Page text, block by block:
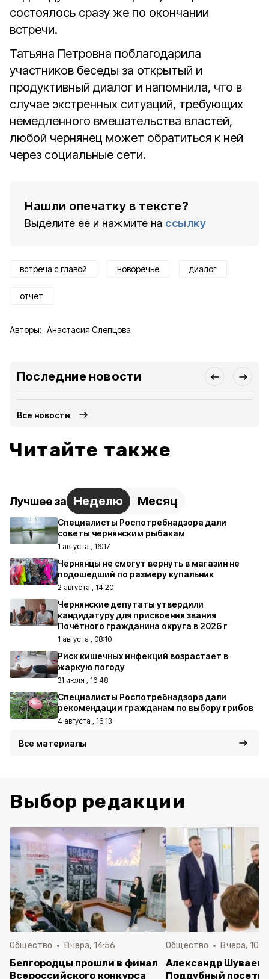
состоялось сразу же по окончании
встречи.
Татьяна Петровна поблагодарила
участников беседы за открытый и
продуктивный диалог и напомнила, что в
случае экстренных ситуаций, требующих
немедленного вмешательства властей,
любой чернянец может обратиться к ней
через социальные сети.
Нашли опечатку в тексте?
Выделите ее и нажмите на ссылку
встреча с главой новоречье диалог
отчёт
Авторы: Анастасия Слепцова
Последние новости
Все новости
Читайте также
Лучшее за Неделю Месяц
Специалисты Роспотребнадзора дали
советы чернянским рыбакам
1 августа , 16:17
Чернянцы не смогут вернуть в магазин не
подошедший по размеру купальник
2 августа , 14:20
Чернянские депутаты утвердили
кандидатуру для присвоения звания
Почётного гражданина округа в 2026 г
1 августа , 08:10
Риск кишечных инфекций возрастает в
жаркую погоду
31 июля , 16:48
Специалисты Роспотребнадзора дали
рекомендации гражданам по выбору грибов
4 августа , 16:13
Все материалы
Выбор редакции
Общество Вчера, 14:56
Белгородцы прошли в финал
Всероссийского конкурса
Общество Вчера,
Александр Шуваев
Поддубный